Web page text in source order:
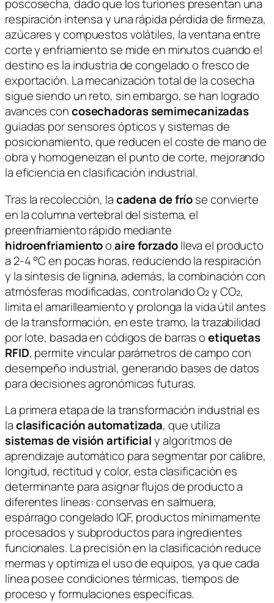
poscosecha, dado que los turiones presentan una
respiración intensa y una rápida pérdida de firmeza,
azúcares y compuestos volátiles, la ventana entre
corte y enfriamiento se mide en minutos cuando el
destino es la industria de congelado o fresco de
exportación. La mecanización total de la cosecha
sigue siendo un reto, sin embargo, se han logrado
avances concosechadoras semimecanizadas
guiadas por sensores ópticos y sistemas de
posicionamiento, que reducen el coste de mano de
obra y homogeneizan el punto de corte, mejorando
la eficiencia en clasificación industrial.
Tras la recolección, lacadena de fríose convierte
en la columna vertebral del sistema, el
preenfriamiento rápido mediante
hidroenfriamientooaire forzadolleva el producto
a 2-4 °C en pocas horas, reduciendo la respiración
y la síntesis de lignina, además, la combinación con
atmósferas modificadas, controlando O₂ y CO₂,
limita el amarilleamiento y prolonga la vida útil antes
de la transformación, en este tramo, la trazabilidad
por lote, basada en códigos de barras oetiquetas
RFID, permite vincular parámetros de campo con
desempeño industrial, generando bases de datos
para decisiones agronómicas futuras.
La primera etapa de la transformación industrial es
laclasificación automatizada, que utiliza
sistemas de visión artificialy algoritmos de
aprendizaje automático para segmentar por calibre,
longitud, rectitud y color, esta clasificación es
determinante para asignar flujos de producto a
diferentes líneas: conservas en salmuera,
espárrago congelado IQF, productos mínimamente
procesados y subproductos para ingredientes
funcionales. La precisión en la clasificación reduce
mermas y optimiza el uso de equipos, ya que cada
línea posee condiciones térmicas, tiempos de
proceso y formulaciones específicas.